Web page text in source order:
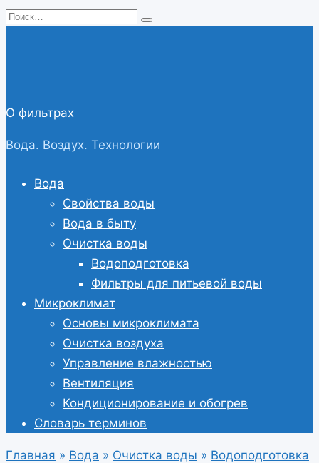
Перейти
Search
О фильтрах
Вода. Воздух. Технологии
Вода
Свойства воды
Вода в быту
Очистка воды
Водоподготовка
Фильтры для питьевой воды
Микроклимат
Основы микроклимата
Очистка воздуха
Управление влажностью
Вентиляция
Кондиционирование и обогрев
Словарь терминов
Главная » Вода » Очистка воды » Водоподготовка